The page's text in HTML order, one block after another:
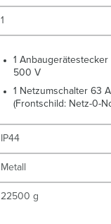
1
1 Anbaugerätestecker
500 V
1 Netzumschalter 63
(Frontschild: Netz-0-
IP44
Metall
22500 g